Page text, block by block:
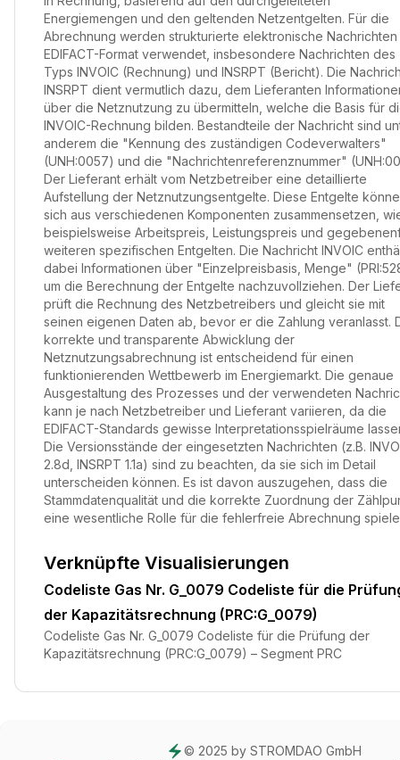
Energiemengen und den geltenden Netzentgelten. Für die
Abrechnung werden strukturierte elektronische Nachrichten
EDIFACT-Format verwendet, insbesondere Nachrichten des
Typs INVOIC (Rechnung) und INSRPT (Bericht). Die
INSRPT dient vermutlich dazu, dem Lieferanten
über die Netznutzung zu übermitteln, welche die Basis für
INVOIC-Rechnung bilden. Bestandteile der Nachricht sind
anderem die "Kennung des zuständigen Codeverwalters"
(UNH:0057) und die "Nachrichtenreferenznummer"
Der Lieferant erhält vom Netzbetreiber eine detaillierte
Aufstellung der Netznutzungsentgelte. Diese Entgelte
sich aus verschiedenen Komponenten zusammensetzen,
beispielsweise Arbeitspreis, Leistungspreis und
weiteren spezifischen Entgelten. Die Nachricht INVOIC
dabei Informationen über "Einzelpreisbasis, Menge"
um die Berechnung der Entgelte nachzuvollziehen. Der
prüft die Rechnung des Netzbetreibers und gleicht sie mit
seinen eigenen Daten ab, bevor er die Zahlung veranlasst.
korrekte und transparente Abwicklung der
Netznutzungsabrechnung ist entscheidend für einen
funktionierenden Wettbewerb im Energiemarkt. Die genaue
Ausgestaltung des Prozesses und der verwendeten
kann je nach Netzbetreiber und Lieferant variieren, da die
EDIFACT-Standards gewisse Interpretationsspielräume
Die Versionsstände der eingesetzten Nachrichten (z.B.
2.8d, INSRPT 1.1a) sind zu beachten, da sie sich im Detail
unterscheiden können. Es ist davon auszugehen, dass die
Stammdatenqualität und die korrekte Zuordnung der
eine wesentliche Rolle für die fehlerfreie Abrechnung
Verknüpfte Visualisierungen
Codeliste Gas Nr. G_0079 Codeliste für die
der Kapazitätsrechnung (PRC:G_0079)
Codeliste Gas Nr. G_0079 Codeliste für die Prüfung der
Kapazitätsrechnung (PRC:G_0079) – Segment PRC
© 2025 by STROMDAO GmbH